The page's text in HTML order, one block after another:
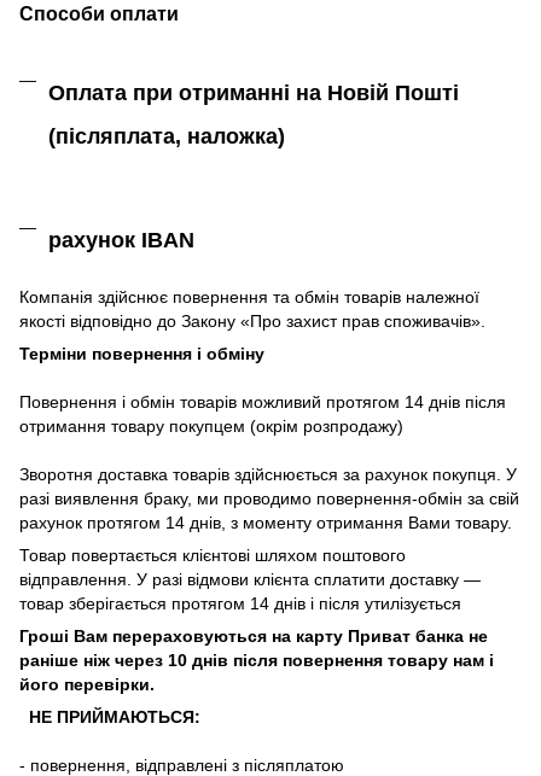
Способи оплати
Оплата при отриманні на Новій Пошті
(післяплата, наложка)
рахунок IBAN
Компанія здійснює повернення та обмін товарів належної
якості відповідно до Закону «Про захист прав споживачів»
Терміни повернення і обміну
Повернення і обмін товарів можливий протягом 14 днів після
отримання товару покупцем (окрім розпродажу)
Зворотня доставка товарів здійснюється за рахунок покупця У
разі виявлення браку, ми проводимо повернення-обмін за свій
рахунок протягом 14 днів з моменту отримання Вами товару.
Товар повертається клієнтові шляхом поштового
відправлення. У разі відмови клієнта сплатити доставку ―
товар зберігається протягом 14 днів і після утилізується
Гроші Вам перераховуються на карту Приват банка не
раніше ніж через 10 днів після повернення товару нам і
його перевірки.
НЕ ПРИЙМАЮТЬСЯ:
- повернення відправлені з післяплатою